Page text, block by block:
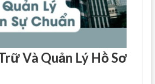
Và Quản Lý Hồ Sơ